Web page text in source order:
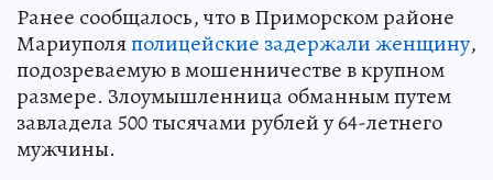
Ранее сообщалось, что в Приморском районе
Мариуполяполицейские задержали женщину,
подозреваемую в мошенничестве в крупном
размере. Злоумышленница обманным путем
завладела 500 тысячами рублей у 64-летнего
мужчины.